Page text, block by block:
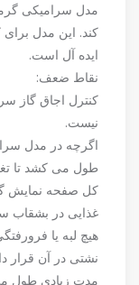
مدل سرامیکی
کند. این مدل
ایده آل است.
نقاط ضعف:
کنترل اجاق گاز
نیست.
اگرچه در مدل
طول می کشد تا
کل صفحه نمایش
غذایی در بشقاب
هیچ لبه یا
نشتی در آن قرار
مدت زیادی طول